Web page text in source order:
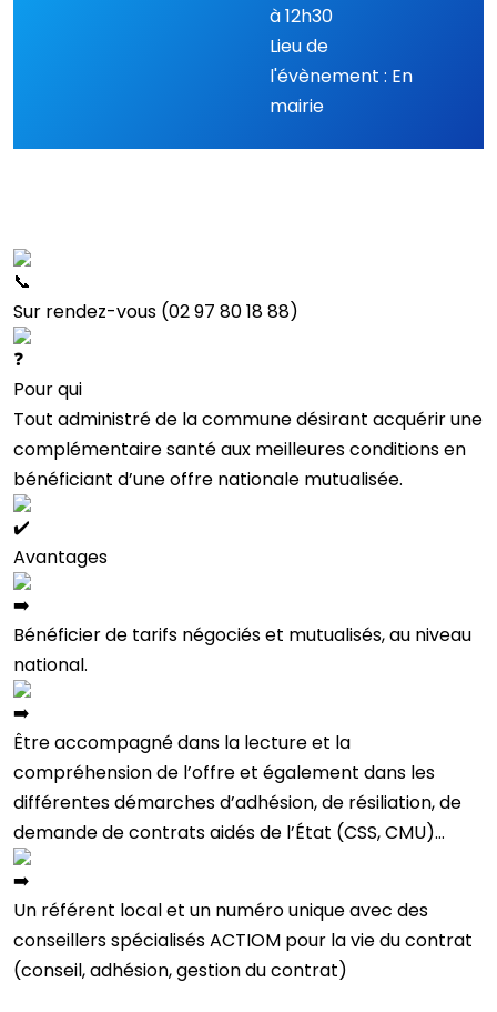
à 12h30
Lieu de
l'évènement : En
mairie
Sur rendez-vous (02 97 80 18 88)
Pour qui
Tout administré de la commune désirant acquérir une
complémentaire santé aux meilleures conditions en
bénéficiant d’une offre nationale mutualisée.
Avantages
Bénéficier de tarifs négociés et mutualisés, au niveau
national.
Être accompagné dans la lecture et la
compréhension de l’offre et également dans les
différentes démarches d’adhésion, de résiliation, de
demande de contrats aidés de l’État (CSS, CMU)…
Un référent local et un numéro unique avec des
conseillers spécialisés ACTIOM pour la vie du contrat
(conseil, adhésion, gestion du contrat)